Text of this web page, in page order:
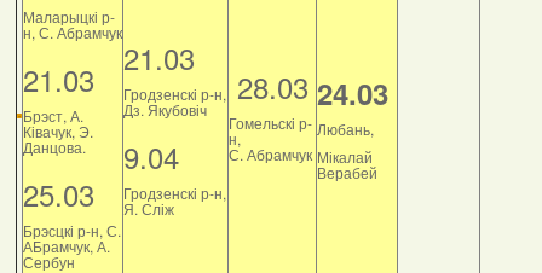
Маларыцкі р-
н, С. Абрамчук
21.03
Брэст, А.
Ківачук, Э.
Данцова.
25.03
Брэсцкі р-н, С.
АБрамчук, А.
Сербун
21.03
Гродзенскі р-н,
Дз. Якубовіч
9.04
Гродзенскі р-н,
Я. Сліж
28.03
Гомельскі р-
н,
С. Абрамчук
24.03
Любань,
Мікалай
Верабей